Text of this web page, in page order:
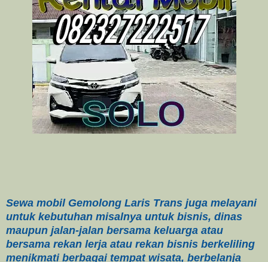
Sewa mobil Gemolong Laris Trans juga melayani
untuk kebutuhan misalnya untuk bisnis, dinas
maupun jalan-jalan bersama keluarga atau
bersama rekan lerja atau rekan bisnis berkeliling
menikmati berbagai tempat wisata, berbelanja